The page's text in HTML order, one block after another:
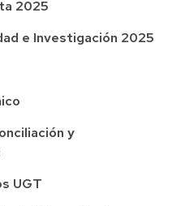
2025
e Investigación 2025
y
UGT